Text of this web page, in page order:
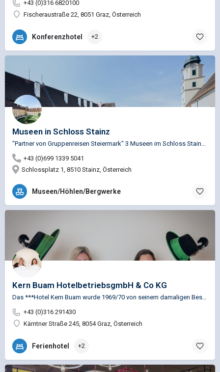
+43 (0)316 6820100
Fischeraustraße 22, 8051 Graz, Österreich
Konferenzhotel +2
Museen in Schloss Stainz
+43 (0)699 1339 5041
Schlossplatz 1, 8510 Stainz, Österreich
Museen/Höhlen/Bergwerke
Kern Buam HotelbetriebsgmbH & Co KG
+43 (0)316 291430
Kärntner Straße 245, 8054 Graz, Österreich
Ferienhotel +2